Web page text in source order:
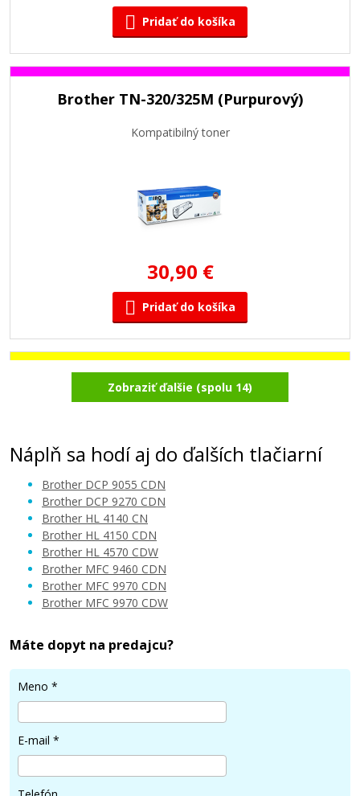
Pridať do košíka
Brother TN-320/325M (Purpurový)
Kompatibilný toner
30,90 €
Pridať do košíka
Brother TN-320/325Y (Žltý)
30,90 €
Pridať do košíka
Originálna odpadová nádobka
Zobraziť ďalšie (spolu 14)
Náplň sa hodí aj do ďalších tlačiarní
Brother DCP 9055 CDN
Brother DCP 9270 CDN
Brother HL 4140 CN
Brother HL 4150 CDN
Brother HL 4570 CDW
Brother MFC 9460 CDN
Brother MFC 9970 CDN
Brother MFC 9970 CDW
Máte dopyt na predajcu?
Meno *
E-mail *